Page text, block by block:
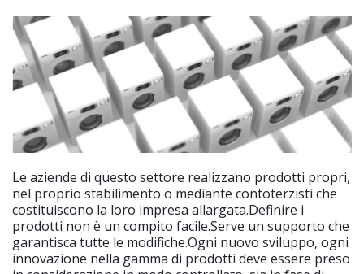
Le aziende di questo settore realizzano prodotti propri,
nel proprio stabilimento o mediante contoterzisti che
costituiscono la loro impresa allargata.Definire i
prodotti non è un compito facile.Serve un supporto che
garantisca tutte le modifiche.Ogni nuovo sviluppo, ogni
innovazione nella gamma di prodotti deve essere preso